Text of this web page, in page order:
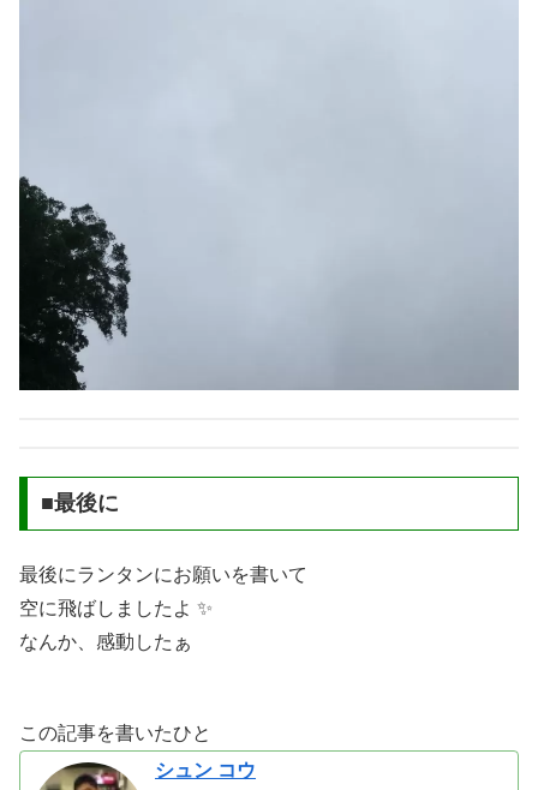
■最後に
最後にランタンにお願いを書いて
空に飛ばしましたよ ✨
なんか、感動したぁ
この記事を書いたひと
シュン コウ